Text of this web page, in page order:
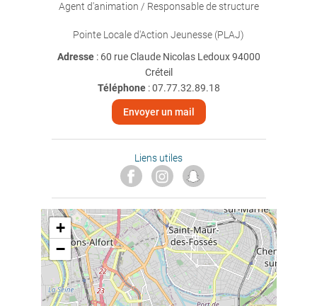
Agent d'animation / Responsable de structure
Pointe Locale d'Action Jeunesse (PLAJ)
Adresse : 60 rue Claude Nicolas Ledoux 94000
Créteil
Téléphone:07.77.32.89.18
Envoyer un mail
Liens utiles
+
−